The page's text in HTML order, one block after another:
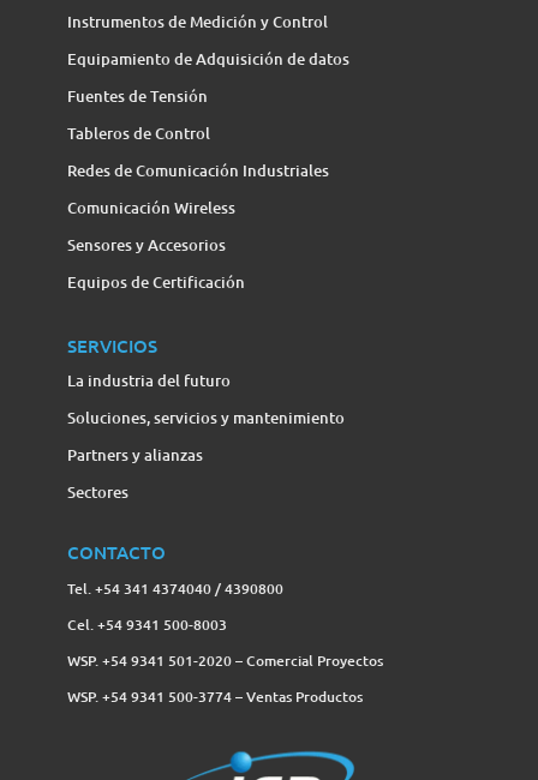
Instrumentos de Medición y Control
Equipamiento de Adquisición de datos
Fuentes de Tensión
Tableros de Control
Redes de Comunicación Industriales
Comunicación Wireless
Sensores y Accesorios
Equipos de Certificación
SERVICIOS
La industria del futuro
Soluciones, servicios y mantenimiento
Partners y alianzas
Sectores
CONTACTO
Tel. +54 341 4374040 / 4390800
Cel. +54 9341 500-8003
WSP. +54 9341 501-2020 – Comercial Proyectos
WSP. +54 9341 500-3774‬ – Ventas Productos